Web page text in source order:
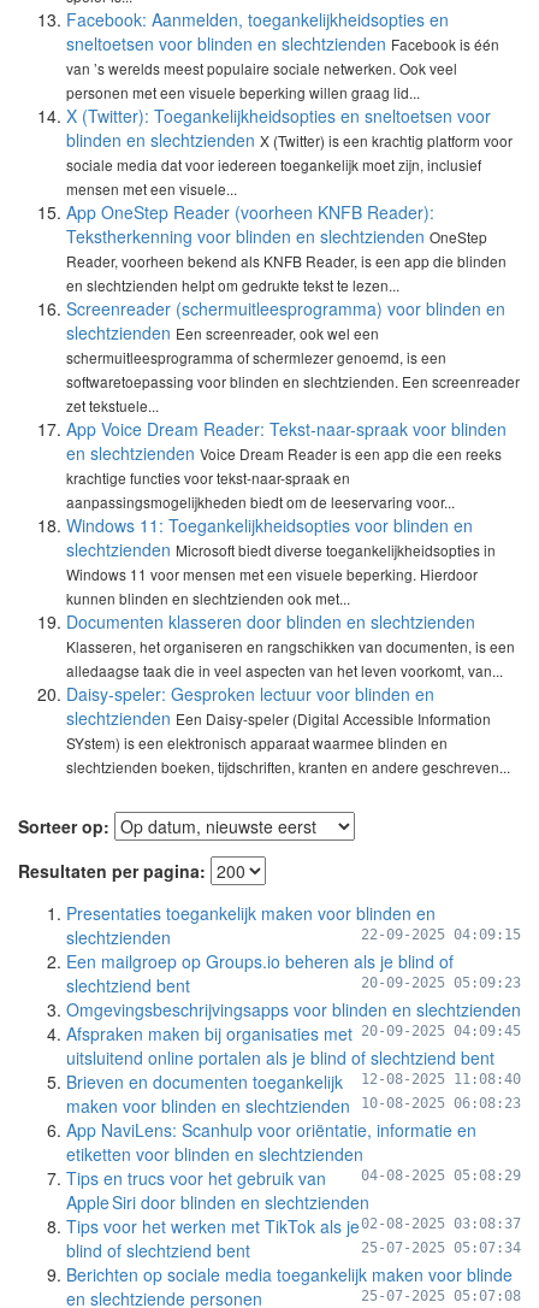
Facebook: Aanmelden, toegankelijkheidsopties en
sneltoetsen voor blinden en slechtzienden Facebook is één
van ’s werelds meest populaire sociale netwerken. Ook veel
personen met een visuele beperking willen graag lid...
X (Twitter): Toegankelijkheidsopties en sneltoetsen voor
blinden en slechtzienden X (Twitter) is een krachtig platform voor
sociale media dat voor iedereen toegankelijk moet zijn, inclusief
mensen met een visuele...
App OneStep Reader (voorheen KNFB Reader):
Tekstherkenning voor blinden en slechtzienden OneStep
Reader, voorheen bekend als KNFB Reader, is een app die blinden
en slechtzienden helpt om gedrukte tekst te lezen...
Screenreader (schermuitleesprogramma) voor blinden en
slechtzienden Een screenreader, ook wel een
schermuitleesprogramma of schermlezer genoemd, is een
softwaretoepassing voor blinden en slechtzienden. Een screenreader
zet tekstuele...
App Voice Dream Reader: Tekst-naar-spraak voor blinden
en slechtzienden Voice Dream Reader is een app die een reeks
krachtige functies voor tekst-naar-spraak en
aanpassingsmogelijkheden biedt om de leeservaring voor...
Windows 11: Toegankelijkheidsopties voor blinden en
slechtzienden Microsoft biedt diverse toegankelijkheidsopties in
Windows 11 voor mensen met een visuele beperking. Hierdoor
kunnen blinden en slechtzienden ook met...
Documenten klasseren door blinden en slechtzienden
Klasseren, het organiseren en rangschikken van documenten, is een
alledaagse taak die in veel aspecten van het leven voorkomt, van...
Daisy-speler: Gesproken lectuur voor blinden en
slechtzienden Een Daisy-speler (Digital Accessible Information
SYstem) is een elektronisch apparaat waarmee blinden en
slechtzienden boeken, tijdschriften, kranten en andere geschreven...
Sorteer op:
Resultaten per pagina:
Presentaties toegankelijk maken voor blinden en
slechtzienden
22-09-2025 04:09:15
Een mailgroep op Groups.io beheren als je blind of
slechtziend bent
20-09-2025 05:09:23
Omgevingsbeschrijvingsapps voor blinden en slechtzienden
20-09-2025 04:09:45
Afspraken maken bij organisaties met
uitsluitend online portalen als je blind of slechtziend bent
12-08-2025 11:08:40
Brieven en documenten toegankelijk
maken voor blinden en slechtzienden
10-08-2025 06:08:23
App NaviLens: Scanhulp voor oriëntatie, informatie en
etiketten voor blinden en slechtzienden
04-08-2025 05:08:29
Tips en trucs voor het gebruik van
Apple Siri door blinden en slechtzienden
02-08-2025 03:08:37
Tips voor het werken met TikTok als je
blind of slechtziend bent
25-07-2025 05:07:34
Berichten op sociale media toegankelijk maken voor blinde
en slechtziende personen
25-07-2025 05:07:08